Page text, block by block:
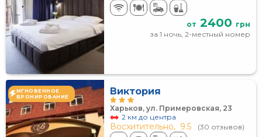
от 2400 грн
за 1 ночь, 2-местный номер
МГНОВЕННОЕ
БРОНИРОВАНИЕ
Виктория
Харьков, ул. Примеровская, 23
2 км до центра
Восхитительно, 9.5 (30 отзывов)